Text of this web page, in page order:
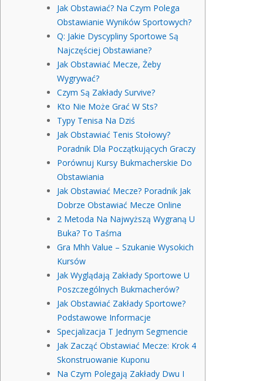
Jak Obstawiać? Na Czym Polega
Obstawianie Wyników Sportowych?
Q: Jakie Dyscypliny Sportowe Są
Najczęściej Obstawiane?
Jak Obstawiać Mecze, Żeby
Wygrywać?
Czym Są Zakłady Survive?
Kto Nie Może Grać W Sts?
Typy Tenisa Na Dziś
Jak Obstawiać Tenis Stołowy?
Poradnik Dla Początkujących Graczy
Porównuj Kursy Bukmacherskie Do
Obstawiania
Jak Obstawiać Mecze? Poradnik Jak
Dobrze Obstawiać Mecze Online
2 Metoda Na Najwyższą Wygraną U
Buka? To Taśma
Gra Mhh Value – Szukanie Wysokich
Kursów
Jak Wyglądają Zakłady Sportowe U
Poszczególnych Bukmacherów?
Jak Obstawiać Zakłady Sportowe?
Podstawowe Informacje
Specjalizacja T Jednym Segmencie
Jak Zacząć Obstawiać Mecze: Krok 4
Skonstruowanie Kuponu
Na Czym Polegają Zakłady Dwu I